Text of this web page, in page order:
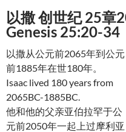
以撒 创世纪 25章
Genesis 25:20-34
以撒从公元前2065年到公元
前1885年在世180年。
Isaac lived 180 years from
2065BC-1885BC.
他和他的父亲亚伯拉罕于公
元前2050年一起上过摩利亚